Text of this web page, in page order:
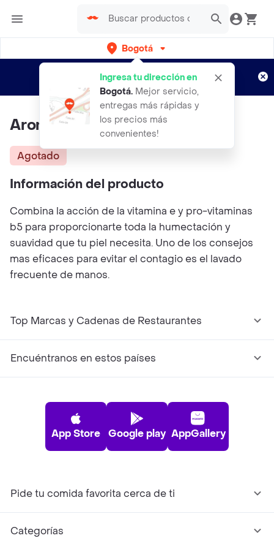
Bogotá
Ingresa tu dirección en
Bogotá. Mejor servicio,
entregas más rápidas y
los precios más
convenientes!
envíos gratis por semanas
Aplican TyC
Aromasense Jabón Cremoso.
Agotado
Información del producto
Combina la acción de la vitamina e y pro-vitaminas
b5 para proporcionarte toda la humectación y
suavidad que tu piel necesita. Uno de los consejos
mas eficaces para evitar el contagio es el lavado
frecuente de manos.
Top Marcas y Cadenas de Restaurantes
Encuéntranos en estos países
App Store Google play AppGallery
Pide tu comida favorita cerca de ti
Categorías